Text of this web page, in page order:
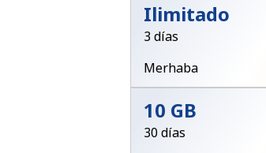
Ilimitado
3 días
Merhaba
10 GB
30 días